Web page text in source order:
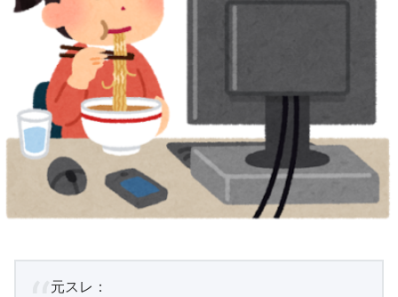
元スレ：